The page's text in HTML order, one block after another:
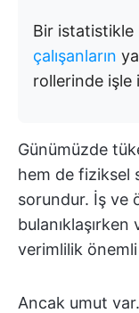
Bir istatistikle
çalışanların
rollerinde işle
Günümüzde
hem de fiziksel
sorundur. İş ve
verimlilik
Ancak umut